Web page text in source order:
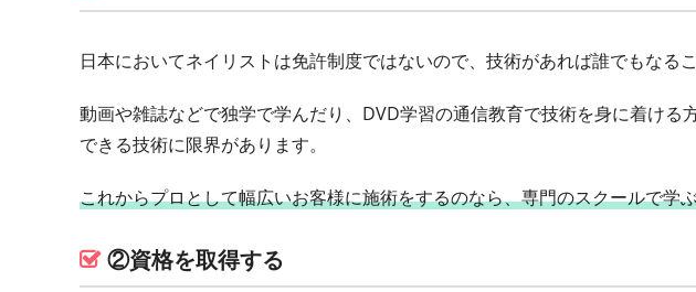
日本においてネイリストは免許制度ではないので、技術があれば誰でもなるこ
動画や雑誌などで独学で学んだり、DVD学習の通信教育で技術を身に着ける
できる技術に限界があります。
これからプロとして幅広いお客様に施術をするのなら、専門のスクールで学
②資格を取得する